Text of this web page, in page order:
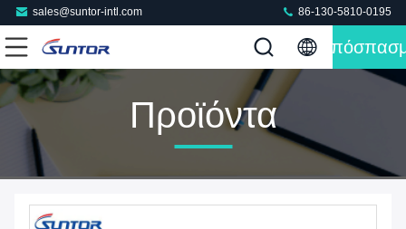
sales@suntor-intl.com 86-130-5810-0195
Προϊόντα